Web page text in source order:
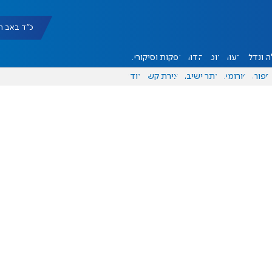
כ"ד באב תשפ"ו
ונדל"ן דעות אוכל יהדות הפקות וסיקורים
ספורט פורומים אתר ישיבה יצירת קשר עוד